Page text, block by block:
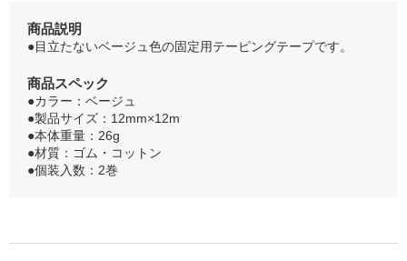
商品説明
●目立たないベージュ色の固定用テーピングテープです。
商品スペック
●カラー：ベージュ
●製品サイズ：12mm×12m
●本体重量：26g
●材質：ゴム・コットン
●個装入数：2巻